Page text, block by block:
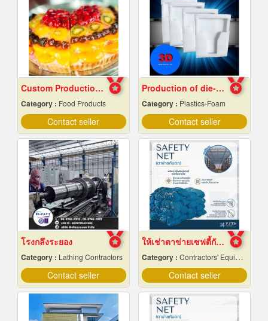
Custom Production of Jam and Fruit Sauces
Category : Food Products
Contact seller
Production of die-cut foam
Category : Plastics-Foam
Contact seller
โรงกลึงระยอง
Category : Lathing Contractors
Contact seller
ให้เช่าตาข่ายเซฟตี้กันตก Safety net
Category : Contractors' Equipment & Supplies-Renting
Contact seller